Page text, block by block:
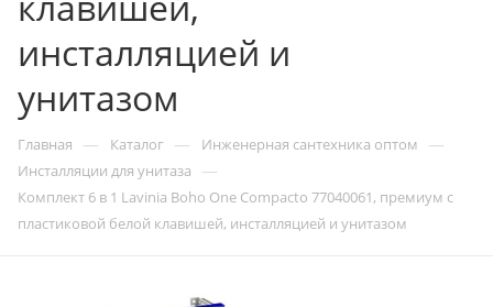
инсталляцией и
унитазом
Главная — Каталог — Инженерная сантехника оптом —
Инсталляции для унитаза —
Комплект 6 в 1 Lavinia Boho One Compacto 77040061, премиум с
пластиковой белой клавишей, инсталляцией и унитазом